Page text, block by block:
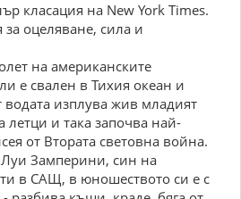
класация на New York Times.
оцеляване, сила и
на американските
е свален в Тихия океан и
водата изплува жив младият
летци и така започва най-
от Втората световна война.
Замперини, син на
в САЩ, в юношеството си е с